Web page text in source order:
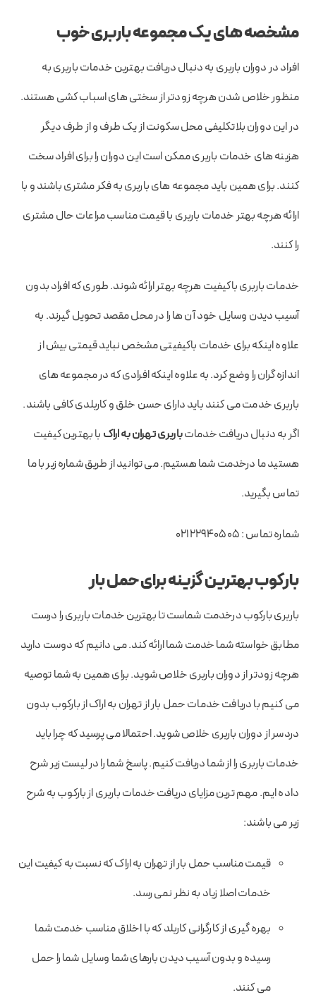
مشخصه های یک مجموعه باربری خوب
افراد در دوران باربری به دنبال دریافت بهترین خدمات باربری به
منظور خلاص شدن هرچه زودتر از سختی های اسباب کشی هستند.
در این دوران بلاتکلیفی محل سکونت از یک طرف و از طرف دیگر
هزینه های خدمات باربری ممکن است این دوران را برای افراد سخت
کنند. برای همین باید مجموعه های باربری به فکر مشتری باشند و با
ارائه هرچه بهتر خدمات باربری با قیمت مناسب مراعات حال مشتری
را کنند.
خدمات باربری باکیفیت هرچه بهتر ارائه شوند. طوری که افراد بدون
آسیب دیدن وسایل خود آن ها را در محل مقصد تحویل گیرند. به
علاوه اینکه برای خدمات باکیفیتی مشخص نباید قیمتی بیش از
اندازه گران را وضع کرد. به علاوه اینکه افرادی که در مجموعه های
باربری خدمت می کنند باید دارای حسن خلق و کاربلدی کافی باشند.
اگر به دنبال دریافت خدماتباربری تهران به اراک با بهترین کیفیت
هستید ما درخدمت شما هستیم. می توانید از طریق شماره زیر با ما
تماس بگیرید.
شماره تماس : 02122940505
بارکوب بهترین گزینه برای حمل بار
باربری بارکوب درخدمت شماست تا بهترین خدمات باربری را درست
مطابق خواسته شما خدمت شما ارائه کند. می دانیم که دوست دارید
هرچه زودتر از دوران باربری خلاص شوید. برای همین به شما توصیه
می کنیم با دریافت خدمات حمل بار از تهران به اراک از بارکوب بدون
دردسر از دوران باربری خلاص شوید. احتمالا می پرسید که چرا باید
خدمات باربری را از شما دریافت کنیم. پاسخ شما را در لیست زیر شرح
داده ایم. مهم ترین مزایای دریافت خدمات باربری از بارکوب به شرح
زیر می باشند:
قیمت مناسب حمل بار از تهران به اراک که نسبت به کیفیت این
خدمات اصلا زیاد به نظر نمی رسد.
بهره گیری از کارگرانی کاربلد که با اخلاق مناسب خدمت شما
رسیده و بدون آسیب دیدن بارهای شما وسایل شما را حمل
می کنند.